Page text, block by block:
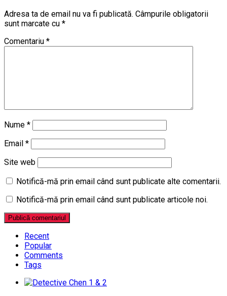
Adresa ta de email nu va fi publicată. Câmpurile obligatorii
sunt marcate cu *
Comentariu *
Nume *
Email *
Site web
Notifică-mă prin email când sunt publicate alte comentarii.
Notifică-mă prin email când sunt publicate articole noi.
Recent
Popular
Comments
Tags